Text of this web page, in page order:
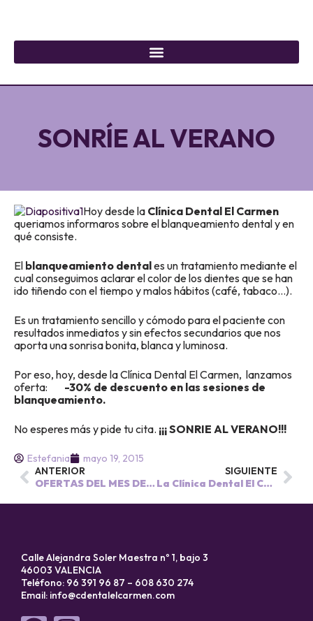
SONRÍE AL VERANO
Hoy desde la Clínica Dental El Carmen
queriamos informaros sobre el blanqueamiento dental y en
qué consiste.
El blanqueamiento dentales un tratamiento mediante el
cual conseguimos aclarar el color de los dientes que se han
ido tiñendo con el tiempo y malos hábitos (café, tabaco…).
Es un tratamiento sencillo y cómodo para el paciente con
resultados inmediatos y sin efectos secundarios que nos
aporta una sonrisa bonita, blanca y luminosa.
Por eso, hoy, desde la Clínica Dental El Carmen, lanzamos
oferta: -30% de descuento en las sesiones de
blanqueamiento.
No esperes más y pide tu cita. ¡¡¡ SONRIE AL VERANO!!!
Estefania
mayo 19, 2015
ANTERIOR
OFERTAS DEL MES DE MAYO EN LA CLÍNICA DENTAL EL CARMEN
SIGUIENTE
La Clínica Dental El Carmen de Valencia se va de congreso.
Calle Alejandra Soler Maestra nº 1, bajo 3
46003 VALENCIA
Teléfono: 96 391 96 87 – 608 630 274
Email: info@cdentalelcarmen.com